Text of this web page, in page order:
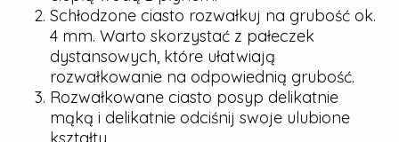
Schłodzone ciasto rozwałkuj na grubość ok.
4 mm. Warto skorzystać z pałeczek
dystansowych, które ułatwiają
rozwałkowanie na odpowiednią grubość.
Rozwałkowane ciasto posyp delikatnie
mąką i delikatnie odciśnij swoje ulubione